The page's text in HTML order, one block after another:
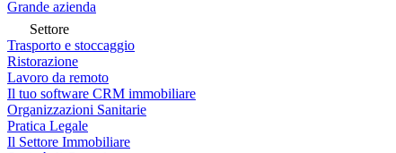
Grande azienda
Settore
Trasporto e stoccaggio
Ristorazione
Lavoro da remoto
Il tuo software CRM immobiliare
Organizzazioni Sanitarie
Pratica Legale
Il Settore Immobiliare